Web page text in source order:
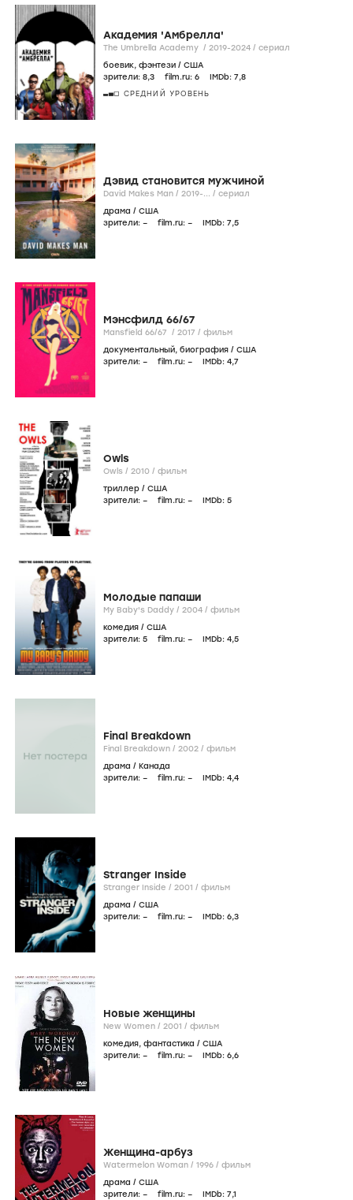
Академия 'Амбрелла'
The Umbrella Academy / 2019-2024 / сериал
боевик, фэнтези / США
зрители: 8,3 film.ru: 6 IMDb: 7,8
СРЕДНИЙ УРОВЕНЬ
Дэвид становится мужчиной
David Makes Man / 2019-... / сериал
драма / США
зрители: – film.ru: – IMDb: 7,5
Мэнсфилд 66/67
Mansfield 66/67 / 2017 / фильм
документальный, биография / США
зрители: – film.ru: – IMDb: 4,7
Owls
Owls / 2010 / фильм
триллер / США
зрители: – film.ru: – IMDb: 5
Молодые папаши
My Baby's Daddy / 2004 / фильм
комедия / США
зрители: 5 film.ru: – IMDb: 4,5
Final Breakdown
Final Breakdown / 2002 / фильм
драма / Канада
зрители: – film.ru: – IMDb: 4,4
Stranger Inside
Stranger Inside / 2001 / фильм
драма / США
зрители: – film.ru: – IMDb: 6,3
Новые женщины
New Women / 2001 / фильм
комедия, фантастика / США
зрители: – film.ru: – IMDb: 6,6
Женщина-арбуз
Watermelon Woman / 1996 / фильм
драма / США
зрители: – film.ru: – IMDb: 7,1